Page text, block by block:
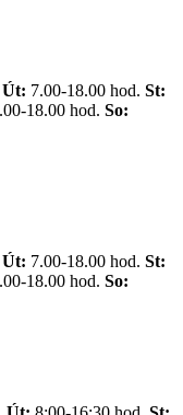
Út: 7.00-18.00 hod. St:
18.00 hod. So:
Út: 7.00-18.00 hod. St:
18.00 hod. So: